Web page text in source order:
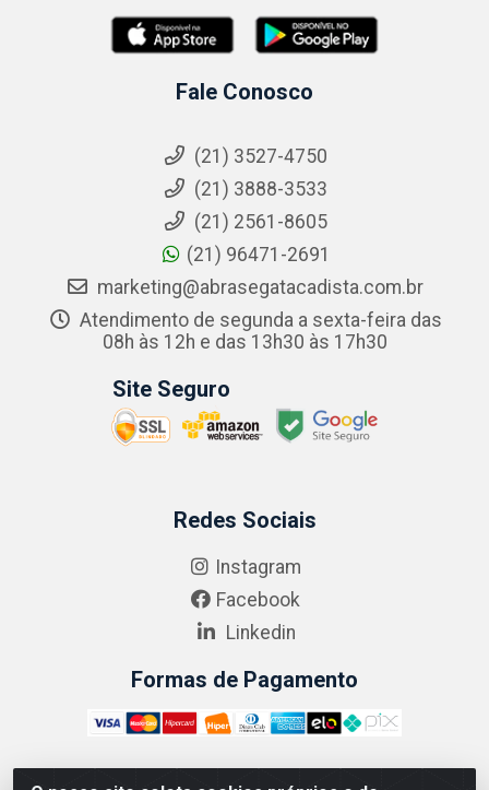
Fale Conosco
(21) 3527-4750
(21) 3888-3533
(21) 2561-8605
(21) 96471-2691
marketing@abrasegatacadista.com.br
Atendimento de segunda a sexta-feira das
08h às 12h e das 13h30 às 17h30
Site Seguro
Redes Sociais
Instagram
Facebook
Linkedin
Formas de Pagamento